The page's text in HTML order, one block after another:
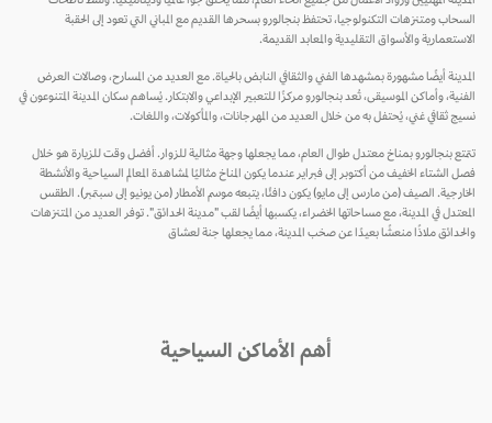
السحاب ومتنزهات التكنولوجيا، تحتفظ بنجالورو بسحرها القديم مع المباني التي تعود إلى الحقبة
الاستعمارية والأسواق التقليدية والمعابد القديمة.
المدينة أيضًا مشهورة بمشهدها الفني والثقافي النابض بالحياة. مع العديد من المسارح، وصالات العرض
الفنية، وأماكن الموسيقى، تُعد بنجالورو مركزًا للتعبير الإبداعي والابتكار. يُساهم سكان المدينة المتنوعون في
نسيج ثقافي غني، يُحتفل به من خلال العديد من المهرجانات، والمأكولات، واللغات.
تتمتع بنجالورو بمناخ معتدل طوال العام، مما يجعلها وجهة مثالية للزوار. أفضل وقت للزيارة هو خلال
فصل الشتاء الخفيف من أكتوبر إلى فبراير عندما يكون المناخ مثاليًا لمشاهدة المعالم السياحية والأنشطة
الخارجية. الصيف (من مارس إلى مايو) يكون دافئًا، يتبعه موسم الأمطار (من يونيو إلى سبتمبر). الطقس
المعتدل في المدينة، مع مساحاتها الخضراء، يكسبها أيضًا لقب "مدينة الحدائق". توفر العديد من المتنزهات
والحدائق ملاذًا منعشًا بعيدًا عن صخب المدينة، مما يجعلها جنة لعشاق
أهم الأماكن السياحية